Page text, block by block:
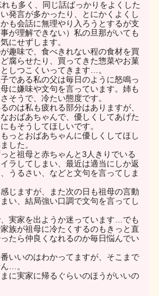
も多く、同じ話ばっかりをよくした
発言が多かったり、とにかくよくし
も会話に無理やり入ろうとするが支
が理解できない）私の旦那がいても
にせずします。
趣味で、食べきれない程の食材を買
腐らせたり、買ってきた惣菜やお菓
しつこくいってきます…。
である私の父は毎日のように怒鳴っ
に嫌味や文句を言っています。姉も
そうで、冷たい態度です。
のは私も疲れる部分はありますが、
おばあちゃんで、優しくしてあげた
もそうしてほしいです。
っとおばあちゃんに優しくしてほし
した。
と祖母と赤ちゃんと3人きりでいる
ラしてしまい、最近は適当にしか返
うるさい、などと文句を言ってしま
じますが、また次の日も祖母の言動
い、結局強い口調で文句を言ってし
実家を出ようか迷っています…でも
族が祖母に冷たくするのもきっと直
たら仲良くなれるのか毎日悩んでい
いいのはわかってますが、そこまで
…。
に実家に帰るぐらいのほうがいいの